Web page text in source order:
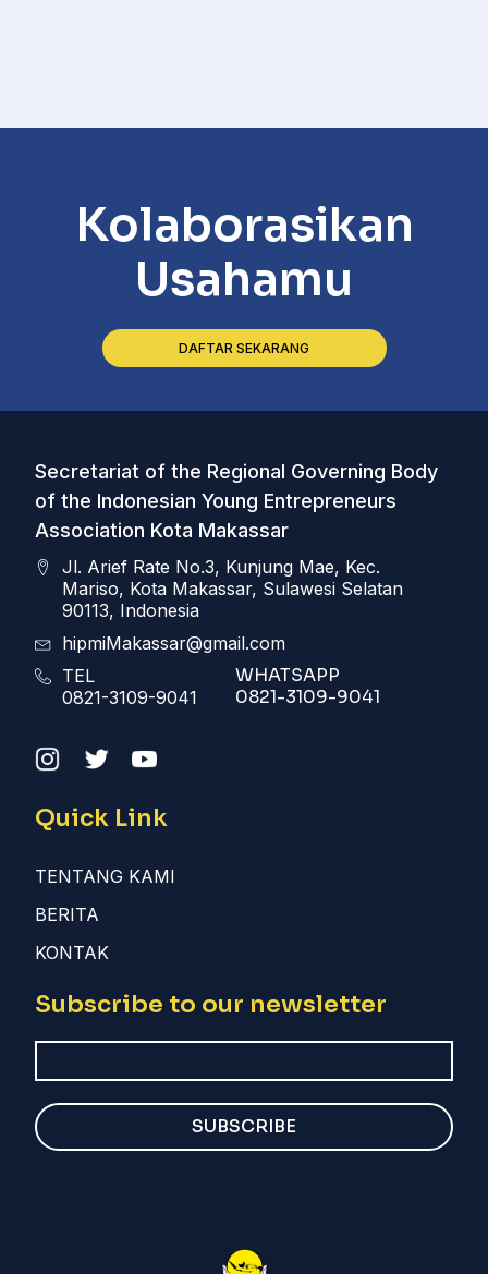
Kolaborasikan
Usahamu
DAFTAR SEKARANG
Secretariat of the Regional Governing Body
of the Indonesian Young Entrepreneurs
Association Kota Makassar
Jl. Arief Rate No.3, Kunjung Mae, Kec.
Mariso, Kota Makassar, Sulawesi Selatan
90113, Indonesia
hipmiMakassar@gmail.com
TEL
0821-3109-9041
WHATSAPP
0821-3109-9041
Quick Link
TENTANG KAMI
BERITA
KONTAK
Subscribe to our newsletter
SUBSCRIBE